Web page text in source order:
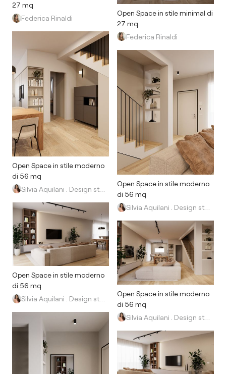
27 mq
Federica Rinaldi
Open Space in stile moderno
di 56 mq
Open Space in stile moderno
di 56 mq
Open Space in stile minimal di
27 mq
Federica Rinaldi
Open Space in stile moderno
di 56 mq
Silvia Aquilani . Design studio
Open Space in stile moderno
di 56 mq